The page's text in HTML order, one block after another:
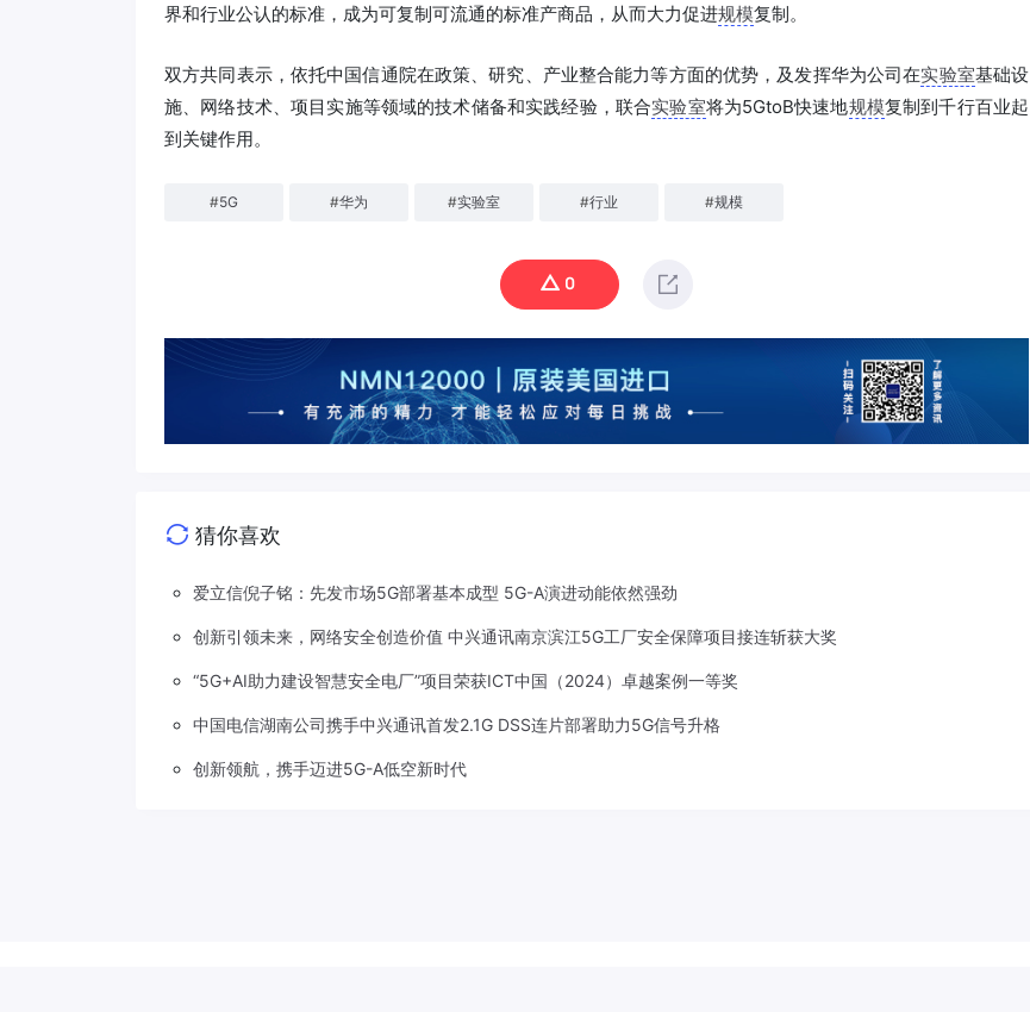
界和行业公认的标准，成为可复制可流通的标准产商品，从而大力促进规模复制。
双方共同表示，依托中国信通院在政策、研究、产业整合能力等方面的优势，及发挥华为公司在实验室基础设
施、网络技术、项目实施等领域的技术储备和实践经验，联合实验室将为5GtoB快速地规模复制到千行百业起
到关键作用。
#5G #华为 #实验室 #行业 #规模
0
猜你喜欢
爱立信倪子铭：先发市场5G部署基本成型 5G-A演进动能依然强劲
创新引领未来，网络安全创造价值 中兴通讯南京滨江5G工厂安全保障项目接连斩获大奖
“5G+AI助力建设智慧安全电厂”项目荣获ICT中国（2024）卓越案例一等奖
中国电信湖南公司携手中兴通讯首发2.1G DSS连片部署助力5G信号升格
创新领航，携手迈进5G-A低空新时代